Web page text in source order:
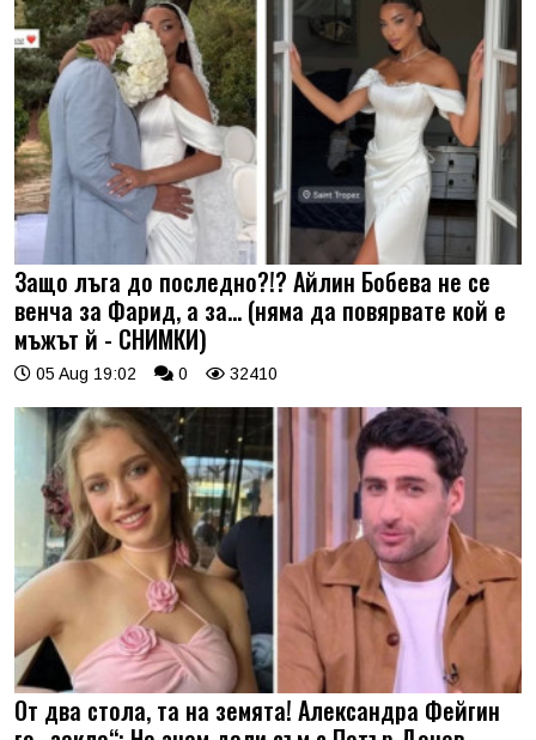
Защо лъга до последно?!? Айлин Бобева не се
венча за Фарид, а за... (няма да повярвате кой е
мъжът й - СНИМКИ)
05 Aug 19:02 0 32410
От два стола, та на земята! Александра Фейгин